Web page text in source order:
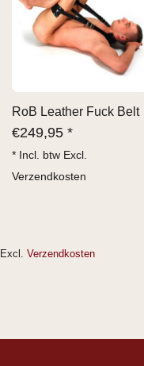
RoB Leather Fuck Belt
€249,95 *
* Incl. btw Excl.
Verzendkosten
Excl. Verzendkosten